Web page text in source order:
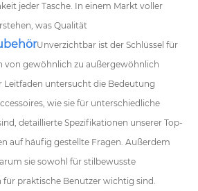
jeder Tasche. In einem Markt voller
was Qualität
Unverzichtbar ist der Schlüssel für
von gewöhnlich zu außergewöhnlich
Leitfaden untersucht die Bedeutung
wie sie für unterschiedliche
detaillierte Spezifikationen unserer Top-
auf häufig gestellte Fragen. Außerdem
sie sowohl für stilbewusste
für praktische Benutzer wichtig sind.